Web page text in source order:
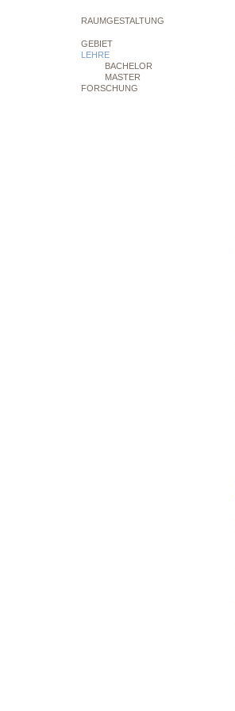
RAUMGESTALTUNG
GEBIET
LEHRE
BACHELOR
MASTER
FORSCHUNG